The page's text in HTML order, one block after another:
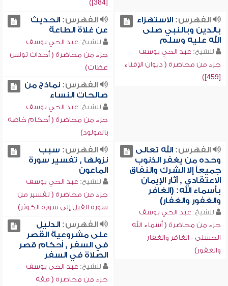
[384])
الفهرس:الاستهزاء
بالدين وبالنبي صلى
الله عليه وسلم
للشيخ: عبد الحي يوسف
جزء من محاضرة ( ديوان الإفتاء
[459])
الفهرس:الحديث
عن غلاة الطاعة
للشيخ: عبد الحي يوسف
جزء من محاضرة ( أحداث تونس
عظات)
الفهرس:نماذج من
صالحات النساء
للشيخ: عبد الحي يوسف
جزء من محاضرة ( أحكام خاصة
بالمولود)
الفهرس:الله تعالى
وحده من يغفر الذنوب
جميعاً إلا الشرك والنفاق
الاعتقادي , آثار الإيمان
بأسماء الله: (الغافر
والغفور والغفار)
للشيخ: عبد الحي يوسف
جزء من محاضرة ( أسماء الله
الحسنى - الغافر والغفار
والغفور)
الفهرس: سبب
نزولها , تفسير سورة
الماعون
للشيخ: عبد الحي يوسف
جزء من محاضرة ( تفسير من
سورة الفيل إلى سورة الكوثر)
الفهرس:الدليل
على مشروعية القصر
في السفر , أحكام قصر
الصلاة في السفر
للشيخ: عبد الحي يوسف
جزء من محاضرة ( فقه